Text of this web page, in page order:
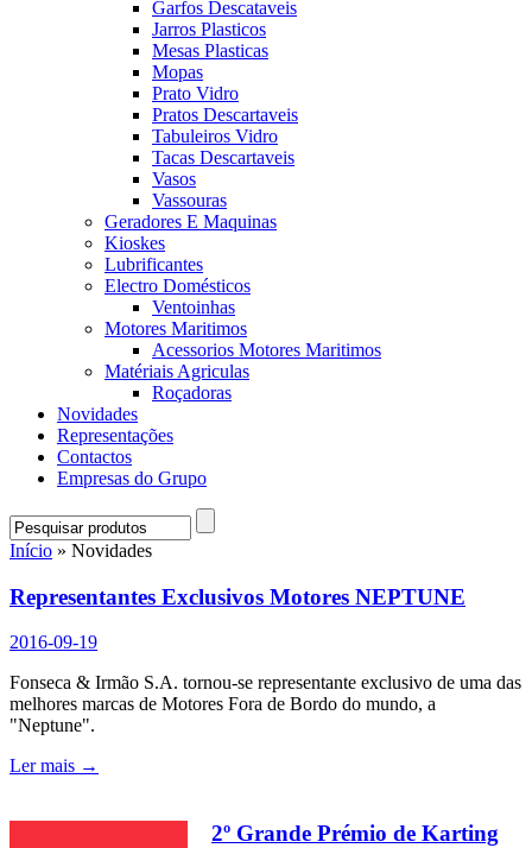
Garfos Descataveis
Jarros Plasticos
Mesas Plasticas
Mopas
Prato Vidro
Pratos Descartaveis
Tabuleiros Vidro
Tacas Descartaveis
Vasos
Vassouras
Geradores E Maquinas
Kioskes
Lubrificantes
Electro Domésticos
Ventoinhas
Motores Maritimos
Acessorios Motores Maritimos
Matériais Agriculas
Roçadoras
Novidades
Representações
Contactos
Empresas do Grupo
Início » Novidades
Representantes Exclusivos Motores NEPTUNE
2016-09-19
Fonseca & Irmão S.A. tornou-se representante exclusivo de uma das
melhores marcas de Motores Fora de Bordo do mundo, a
"Neptune".
Ler mais →
2º Grande Prémio de Karting